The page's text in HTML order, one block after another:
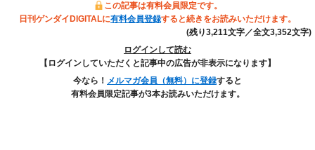
この記事は有料会員限定です。
日刊ゲンダイDIGITALに有料会員登録すると続きをお読みいただけます。
(残り3,211文字／全文3,352文字)
ログインして読む
【ログインしていただくと記事中の広告が非表示になります】
今なら！ メルマガ会員（無料）に登録すると
有料会員限定記事が3本お読みいただけます。